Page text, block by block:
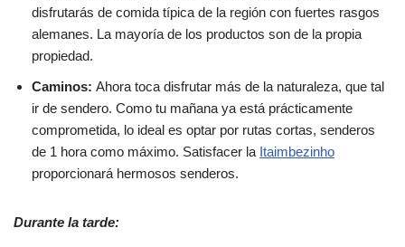
disfrutarás de comida típica de la región con fuertes rasgos
alemanes. La mayoría de los productos son de la propia
propiedad.
Caminos: Ahora toca disfrutar más de la naturaleza, que tal
ir de sendero. Como tu mañana ya está prácticamente
comprometida, lo ideal es optar por rutas cortas, senderos
de 1 hora como máximo. Satisfacer la Itaimbezinho
proporcionará hermosos senderos.
Durante la tarde: